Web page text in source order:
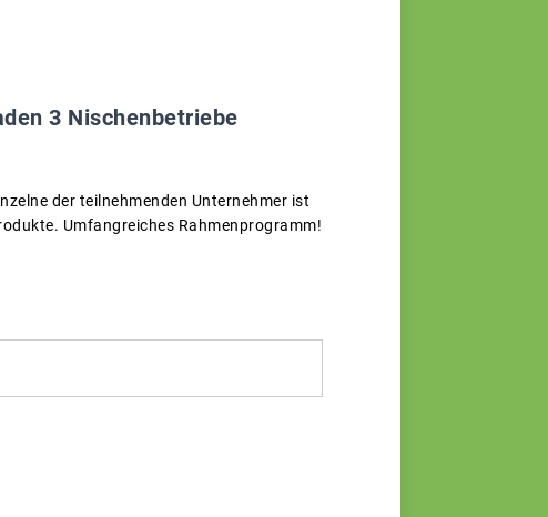
3 Nischenbetriebe
der teilnehmenden Unternehmer ist
Umfangreiches Rahmenprogramm!